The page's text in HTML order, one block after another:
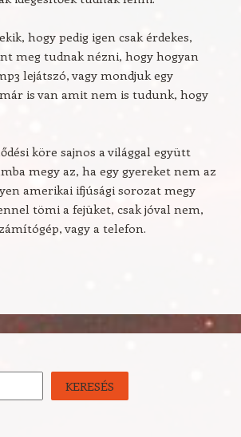
hogy pedig igen csak érdekes,
meg tudnak nézni, hogy hogyan
lejátszó, vagy mondjuk egy
is van amit nem is tudunk, hogy
köre sajnos a világgal együtt
megy az, ha egy gyereket nem az
amerikai ifjúsági sorozat megy
tömi a fejüket, csak jóval nem,
vagy a telefon.
KERESÉS